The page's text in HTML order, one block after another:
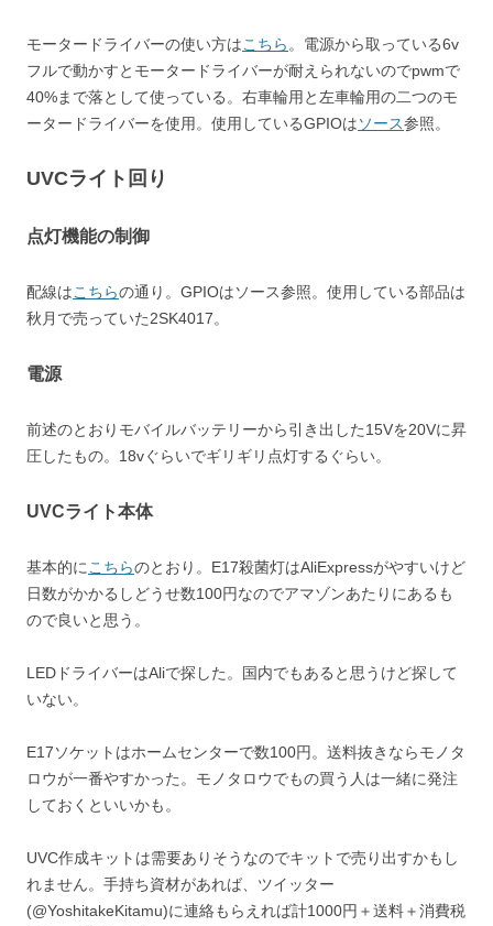
モータードライバーの使い方はこちら 。電源から取っている6v
フルで動かすとモータードライバーが耐えられないのでpwmで
40%まで落として使っている。右車輪用と左車輪用の二つのモ
ータードライバーを使用。使用しているGPIOはソース参照。
UVCライト回り
点灯機能の制御
配線はこちらの通り。GPIOはソース参照。使用している部品は
秋月で売っていた2SK4017。
電源
前述のとおりモバイルバッテリーから引き出した15Vを20Vに昇
圧したもの。18vぐらいでギリギリ点灯するぐらい。
UVCライト本体
基本的に こちらのとおり。E17殺菌灯はAliExpressがやすいけど
日数がかかるしどうせ数100円なのでアマゾンあたりにあるも
ので良いと思う。
LEDドライバーはAliで探した。国内でもあると思うけど探して
いない。
E17ソケットはホームセンターで数100円。送料抜きならモノタ
ロウが一番やすかった。モノタロウでもの買う人は一緒に発注
しておくといいかも。
UVC作成キットは需要ありそうなのでキットで売り出すかもし
れません。手持ち資材があれば、ツイッター
(@YoshitakeKitamu)に連絡もらえれば計1000円＋送料＋消費税